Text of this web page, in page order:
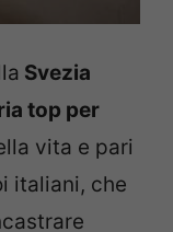
Svezia
top per
vita e pari
italiani, che